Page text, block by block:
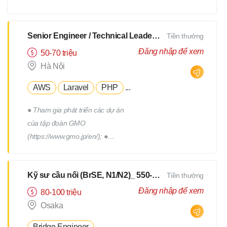
xây dựng thương hiệu tuyển
triển, quản lý đội ngũ Hr
Freelance của Devwork
Senior Engineer / Technical Leader - N2 Tiếng Nhật - Lương upto $3000
50-70 triệu
Hà Nội
AWS Laravel PHP ...
● Tham gia phát triển các dự án
của tập đoàn GMO
(https://www.gmo.jp/en/); ●
cùng với đội phát triển thuộc
phòng R&D của tập đoàn; ●
Phối hợp với các thành viên
Tiền thưởng
Đăng nhập để xem
Kỹ sư cầu nối (BrSE, N1/N2)_ 550-750Man
80-100 triệu
Osaka
Tiền thưởng
Đăng nhập để xem